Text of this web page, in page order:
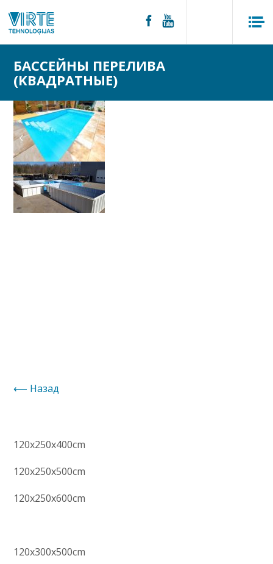
БАССЕЙНЫ ПЕРЕЛИВА
(KВАДРАТНЫЕ)
Hазад
​120x250x400cm
120x250x500cm
120x250x600cm
120x300x500cm